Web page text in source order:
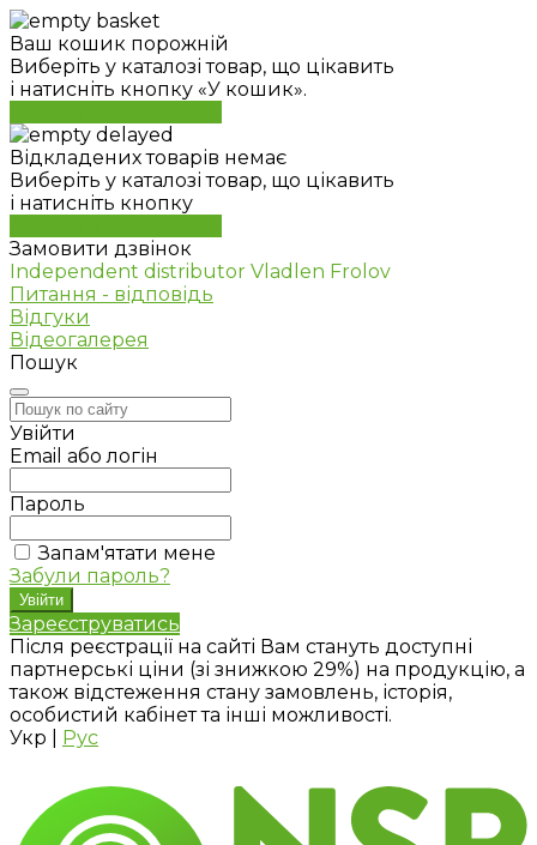
Ваш кошик порожній
Виберіть у каталозі товар, що цікавить
і натисніть кнопку «У кошик».
Відкладених товарів немає
Виберіть у каталозі товар, що цікавить
і натисніть кнопку
Замовити дзвінок
Independent distributor Vladlen Frolov
Питання - відповідь
Відгуки
Відеогалерея
Пошук
Увійти
Email або логін
Пароль
Запам'ятати мене
Забули пароль?
Зареєструватись
Після реєстрації на сайті Вам стануть доступні
партнерські ціни (зі знижкою 29%) на продукцію, а
також відстеження стану замовлень, історія,
особистий кабінет та інші можливості.
Укр
Рус